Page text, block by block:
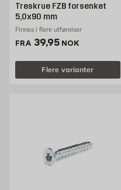
Treskrue FZB forsenket
5,0x90 mm
Finnes i flere utførelser
FRA Pris 39.95 NOK /stk
39,95 NOK
Flere varianter